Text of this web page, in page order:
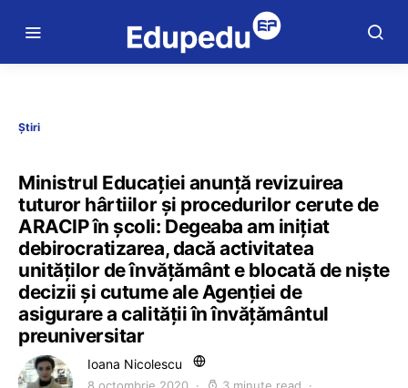
Știri
Ministrul Educației anunță revizuirea
tuturor hârtiilor și procedurilor cerute de
ARACIP în școli: Degeaba am inițiat
debirocratizarea, dacă activitatea
unităților de învățământ e blocată de niște
decizii și cutume ale Agenției de
asigurare a calității în învățământul
preuniversitar
Ioana Nicolescu